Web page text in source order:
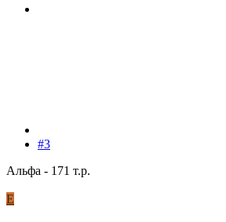
#3
Альфа - 171 т.р.
E